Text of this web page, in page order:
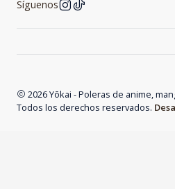
Síguenos
2026 Yōkai - Poleras de anime,
Todos los derechos reservados.